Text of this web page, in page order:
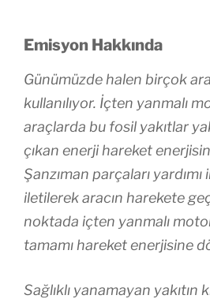
Emisyon Hakkında
Günümüzde halen birçok
kullanılıyor. İçten yanmalı
araçlarda bu fosil yakıtlar
çıkan enerji hareket
Şanzıman parçaları
iletilerek aracın harekete
noktada içten yanmalı
tamamı hareket enerjisine
Sağlıklı yanamayan yakıtın